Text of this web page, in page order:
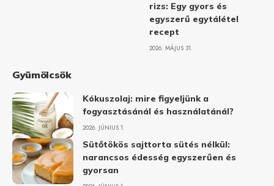
rizs: Egy gyors és
egyszerű egytálétel
recept
2026. MÁJUS 31.
Gyümölcsök
Kókuszolaj: mire figyeljünk a
fogyasztásánál és használatánál?
2026. JÚNIUS 1.
Sütőtökös sajttorta sütés nélkül:
narancsos édesség egyszerűen és
gyorsan